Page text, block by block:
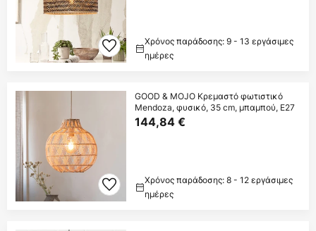
Χρόνος παράδοσης: 9 - 13 εργάσιμες
ημέρες
GOOD & MOJO Κρεμαστό φωτιστικό
Mendoza, φυσικό, 35 cm, μπαμπού, E27
144,84 €
Χρόνος παράδοσης: 8 - 12 εργάσιμες
ημέρες